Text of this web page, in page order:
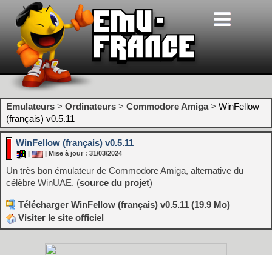
Emulateurs > Ordinateurs > Commodore Amiga> WinFellow
(français) v0.5.11
WinFellow (français) v0.5.11
| Mise à jour : 31/03/2024
Un très bon émulateur de Commodore Amiga, alternative du
célèbre WinUAE. (source du projet)
Télécharger WinFellow (français) v0.5.11 (19.9 Mo)
Visiter le site officiel